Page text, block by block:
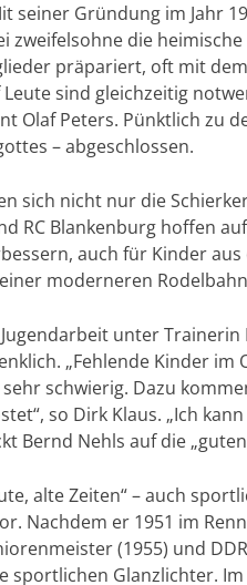
seiner Gründung im Jahr
zweifelsohne die
präpariert, oft mit
sind gleichzeitig
Olaf Peters. Pünktlich zu
– abgeschlossen.
sich nicht nur die
RC Blankenburg hoffen
auch für Kinder
moderneren
unter
„Fehlende Kinder
schwierig. Dazu
so Dirk Klaus. „Ich
Bernd Nehls auf die
alte Zeiten“ – auch
Nachdem er 1951 im
(1955) und
sportlichen Glanzlichter.